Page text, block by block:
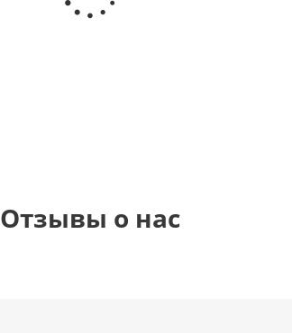
Отзывы о нас